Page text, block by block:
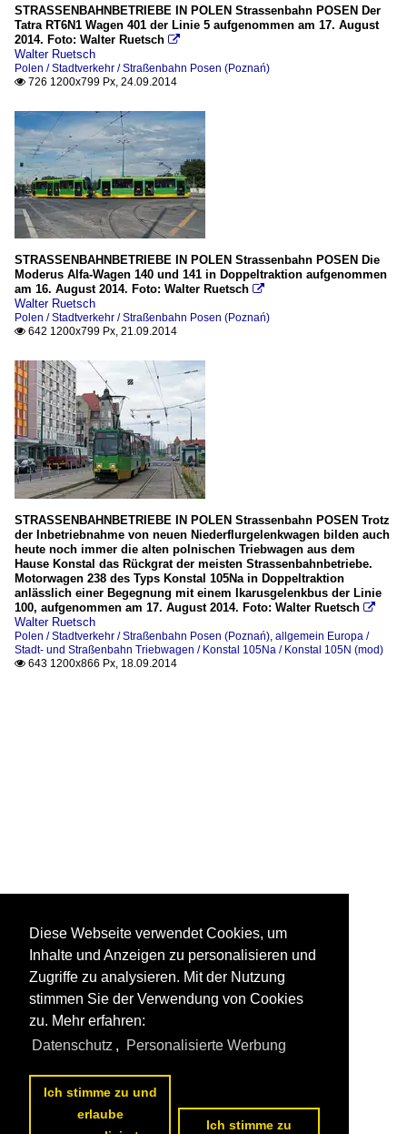
STRASSENBAHNBETRIEBE IN POLEN Strassenbahn POSEN Der
Tatra RT6N1 Wagen 401 der Linie 5 aufgenommen am 17. August
2014. Foto: Walter Ruetsch 
Walter Ruetsch
Polen / Stadtverkehr / Straßenbahn Posen (Poznań)
 726 1200x799 Px, 24.09.2014
STRASSENBAHNBETRIEBE IN POLEN Strassenbahn POSEN Die
Moderus Alfa-Wagen 140 und 141 in Doppeltraktion aufgenommen
am 16. August 2014. Foto: Walter Ruetsch 
Walter Ruetsch
Polen / Stadtverkehr / Straßenbahn Posen (Poznań)
 642 1200x799 Px, 21.09.2014
STRASSENBAHNBETRIEBE IN POLEN Strassenbahn POSEN Trotz
der Inbetriebnahme von neuen Niederflurgelenkwagen bilden auch
heute noch immer die alten polnischen Triebwagen aus dem
Hause Konstal das Rückgrat der meisten Strassenbahnbetriebe.
Motorwagen 238 des Typs Konstal 105Na in Doppeltraktion
anlässlich einer Begegnung mit einem Ikarusgelenkbus der Linie
100, aufgenommen am 17. August 2014. Foto: Walter Ruetsch 
Walter Ruetsch
Polen / Stadtverkehr / Straßenbahn Posen (Poznań), allgemein Europa /
Stadt- und Straßenbahn Triebwagen / Konstal 105Na / Konstal 105N (mod)
 643 1200x866 Px, 18.09.2014
Diese Webseite verwendet Cookies, um
Inhalte und Anzeigen zu personalisieren und
Zugriffe zu analysieren. Mit der Nutzung
stimmen Sie der Verwendung von Cookies
zu. Mehr erfahren:
Datenschutz , Personalisierte Werbung
Ich stimme zu und
erlaube
Ich stimme zu